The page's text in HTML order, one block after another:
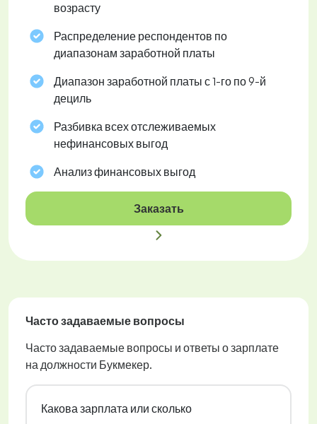
возрасту
Распределение респондентов по
диапазонам заработной платы
Диапазон заработной платы с 1-го по 9-й
дециль
Разбивка всех отслеживаемых
нефинансовых выгод
Анализ финансовых выгод
Заказать
Часто задаваемые вопросы
Часто задаваемые вопросы и ответы о зарплате
на должности Букмекер.
Какова зарплата или сколько